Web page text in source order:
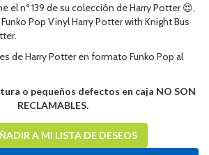
el nº 139 de su colección de Harry Potter 😍,
Pop Vinyl Harry Potter with Knight Bus
de Harry Potter en formato Funko Pop al
o pequeños defectos en caja NO SON
RECLAMABLES.
A MI LISTA DE DESEOS